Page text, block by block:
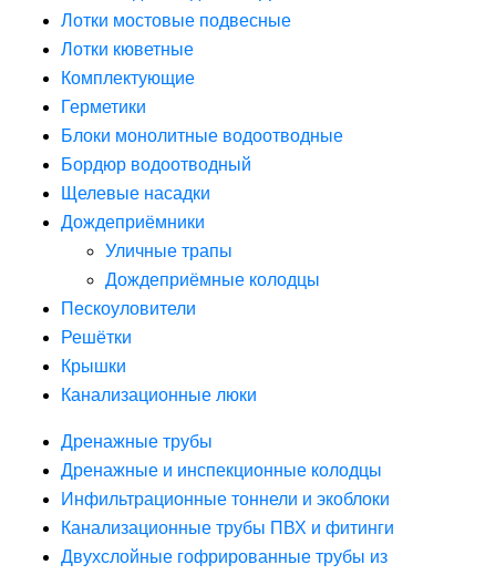
Лотки мостовые подвесные
Лотки кюветные
Комплектующие
Герметики
Блоки монолитные водоотводные
Бордюр водоотводный
Щелевые насадки
Дождеприёмники
Уличные трапы
Дождеприёмные колодцы
Пескоуловители
Решётки
Крышки
Канализационные люки
Дренажные трубы
Дренажные и инспекционные колодцы
Инфильтрационные тоннели и экоблоки
Канализационные трубы ПВХ и фитинги
Двухслойные гофрированные трубы из